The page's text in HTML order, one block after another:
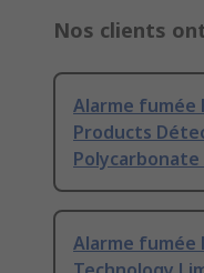
Nos clients
Alarme fumée
Products
Polycarbonate
Alarme fumée